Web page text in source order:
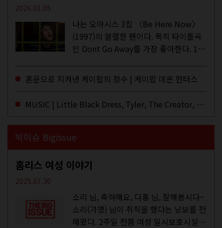
2026.01.05
나는 오아시스 3집 〈Be Here Now〉
(1997)의 열렬한 팬이다. 특히 타이틀곡
인 Dont Go Away를 가장 좋아한다. 15
이브·데모·부틀렉을 합쳐 3만 번 이상은
듣지 않았나 싶다. 이토록...
혼문으로 지켜낸 케이팝의 정수 | 케이팝 데몬 헌터스
MUSIC | Little Black Dress, Tyler, The Creator, Essie Jain
빅이슈 Bigissue
홈리스 여성 이야기
2025.07.30
소리 님, 축하해요, 다홍 님, 잘해봅시다~
소리(가명) 님이 취직을 했다는 낭보를 전
해왔다. 2주일 전쯤 여성 일시보호시설에